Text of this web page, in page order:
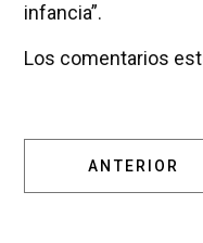
infancia”.
Los comentarios
ARTÍCULO
ANTERIOR